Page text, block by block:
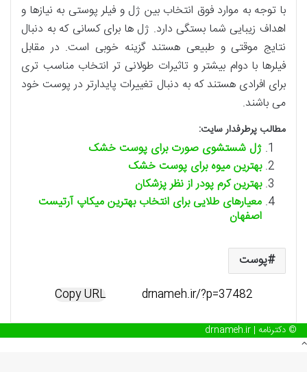
با توجه به موارد فوق انتخاب بین ژل و فیلر پوستی به نیازها و
اهداف زیبایی شما بستگی دارد. ژل ها برای کسانی که به دنبال
نتایج موقتی و طبیعی هستند گزینه خوبی است. در مقابل
فیلرها با دوام بیشتر و تاثیرات طولانی تر انتخاب مناسب تری
برای افرادی هستند که به دنبال تغییرات پایدارتر در پوست خود
می باشند.
مطالب پرطرفدار سایت:
ژل شستشوی صورت برای پوست خشک
بهترین میوه برای پوست خشک
بهترین کرم پودر از نظر پزشکان
معیارهای طلایی برای انتخاب بهترین میکاپ آرتیست
اصفهان
پوست
Copy URL
© دکترنامه | drnameh.ir